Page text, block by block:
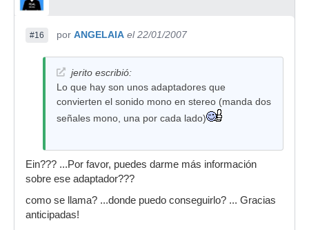
#16 por ANGELAIA el 22/01/2007
jerito escribió:
Lo que hay son unos adaptadores que
convierten el sonido mono en stereo (manda dos
señales mono, una por cada lado)
Ein??? ...Por favor, puedes darme más información
sobre ese adaptador???
como se llama? ...donde puedo conseguirlo? ... Gracias
anticipadas!